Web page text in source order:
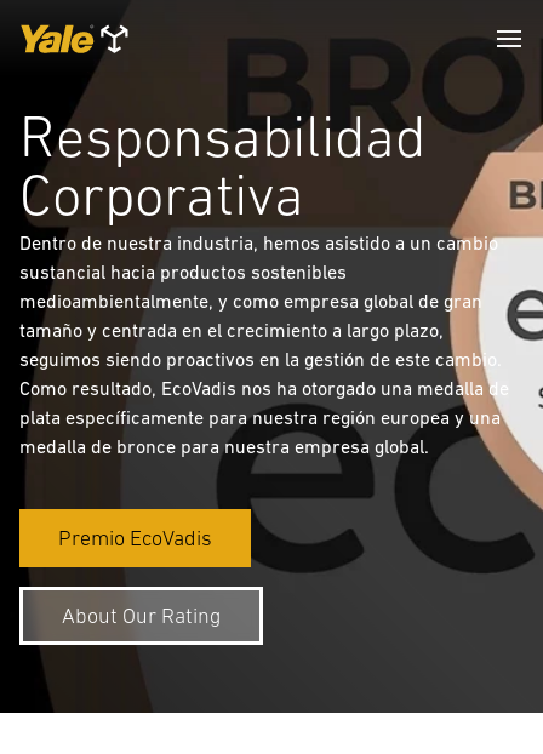
Responsabilidad
Corporativa
Dentro de nuestra industria, hemos asistido a un cambio
sustancial hacia productos sostenibles
medioambientalmente, y como empresa global de gran
tamaño y centrada en el crecimiento a largo plazo,
seguimos siendo proactivos en la gestión de este cambio.
Como resultado, EcoVadis nos ha otorgado una medalla de
plata específicamente para nuestra región europea y una
medalla de bronce para nuestra empresa global.
Premio EcoVadis
About Our Rating